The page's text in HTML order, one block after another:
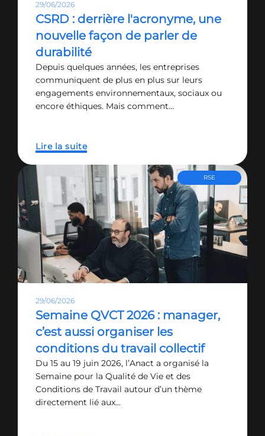
29/06/2026
CSRD : derrière l'acronyme, une
nouvelle façon de parler de
durabilité
Depuis quelques années, les entreprises
communiquent de plus en plus sur leurs
engagements environnementaux, sociaux ou
encore éthiques. Mais comment…
Lire la suite
RSE
29/06/2026
Semaine QVCT 2026 : manager,
c’est aussi organiser les
conditions du travail collectif
Du 15 au 19 juin 2026, l’Anact a organisé la
Semaine pour la Qualité de Vie et des
Conditions de Travail autour d’un thème
directement lié aux…